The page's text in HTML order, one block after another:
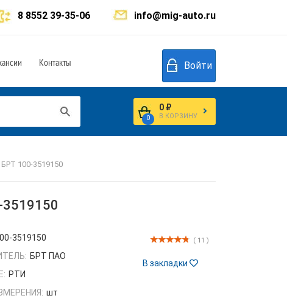
info@mig-auto.ru
8 8552 39-35-06
Контакты Войти
0
0 ₽
В КОРЗИНУ
100-3519150
( 11 )
В закладки
3519150
БРТ ПАО
РТИ
шт